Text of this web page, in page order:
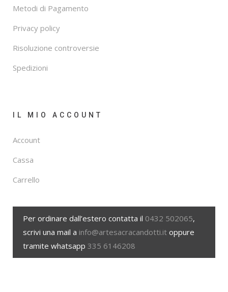
Metodi di Pagamento
Privacy policy
Risoluzione controversie
Spedizioni
IL MIO ACCOUNT
Account
Cassa
Carrello
Per ordinare dall’estero contatta il 0432 502065,
scrivi una mail a info@artesacracandotti.it oppure
tramite whatsapp 335 6146208